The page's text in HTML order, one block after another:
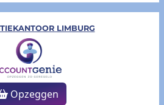
LIMBURG
Opzeggen